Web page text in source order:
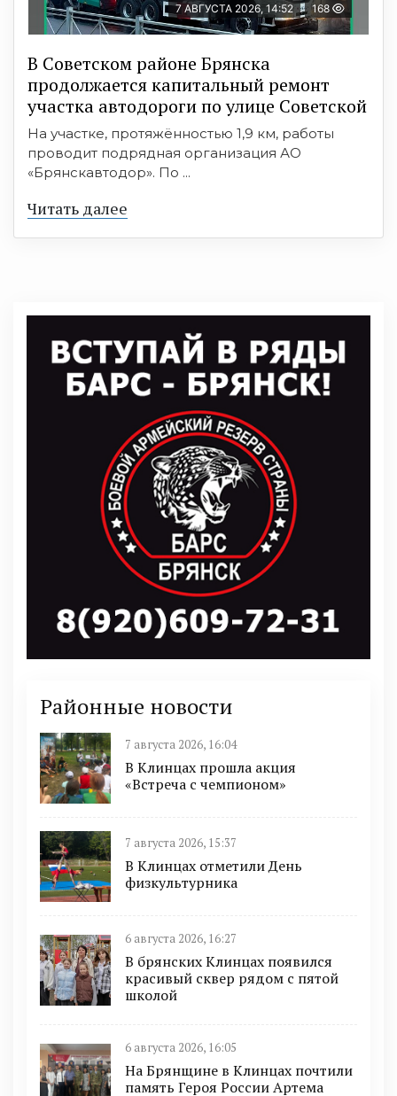
7 АВГУСТА 2026, 14:52 168
В Советском районе Брянска
продолжается капитальный ремонт
участка автодороги по улице Советской
На участке, протяжённостью 1,9 км, работы
проводит подрядная организация АО
«Брянскавтодор». По ...
Читать далее
Районные новости
7 августа 2026, 16:04
В Клинцах прошла акция
«Встреча с чемпионом»
7 августа 2026, 15:37
В Клинцах отметили День
физкультурника
6 августа 2026, 16:27
В брянских Клинцах появился
красивый сквер рядом с пятой
школой
6 августа 2026, 16:05
На Брянщине в Клинцах почтили
память Героя России Артема